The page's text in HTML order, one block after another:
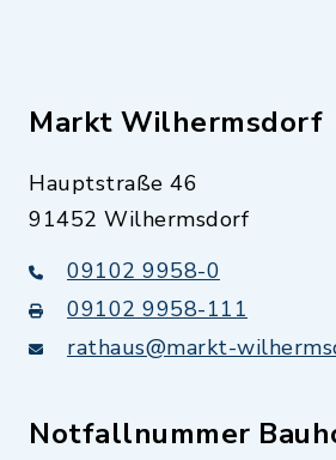
Markt Wilhermsdorf
Hauptstraße 46
91452 Wilhermsdorf
09102 9958-0
09102 9958-111
rathaus@markt-
Notfallnummer